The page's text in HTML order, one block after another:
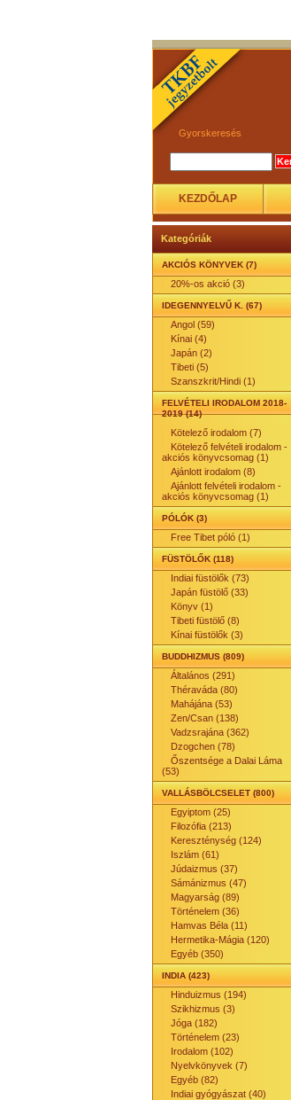
Gyorskeresés
KEZDŐLAP
Kategóriák
AKCIÓS KÖNYVEK (7)
20%-os akció (3)
IDEGENNYELVŰ K. (67)
Angol (59)
Kínai (4)
Japán (2)
Tibeti (5)
Szanszkrit/Hindi (1)
FELVÉTELI IRODALOM 2018-
2019 (14)
Kötelező irodalom (7)
Kötelező felvételi irodalom -
akciós könyvcsomag (1)
Ajánlott irodalom (8)
Ajánlott felvételi irodalom -
akciós könyvcsomag (1)
PÓLÓK (3)
Free Tibet póló (1)
FÜSTÖLŐK (118)
Indiai füstölők (73)
Japán füstölő (33)
Könyv (1)
Tibeti füstölő (8)
Kínai füstölők (3)
BUDDHIZMUS (809)
Általános (291)
Théraváda (80)
Mahájána (53)
Zen/Csan (138)
Vadzsrajána (362)
Dzogchen (78)
Őszentsége a Dalai Láma
(53)
VALLÁSBÖLCSELET (800)
Egyiptom (25)
Filozófia (213)
Kereszténység (124)
Iszlám (61)
Júdaizmus (37)
Sámánizmus (47)
Magyarság (89)
Történelem (36)
Hamvas Béla (11)
Hermetika-Mágia (120)
Egyéb (350)
INDIA (423)
Hinduizmus (194)
Szikhizmus (3)
Jóga (182)
Történelem (23)
Irodalom (102)
Nyelvkönyvek (7)
Egyéb (82)
Indiai gyógyászat (40)